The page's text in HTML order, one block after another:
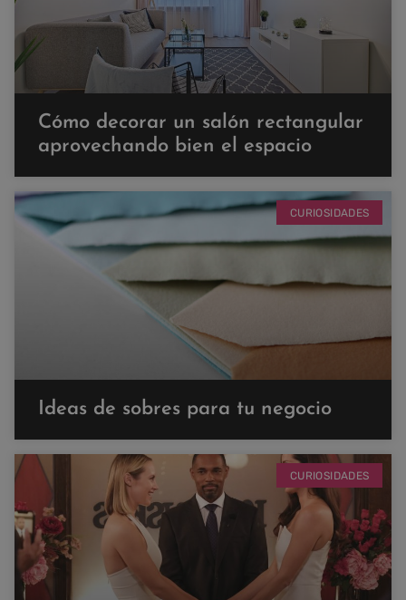
Cómo decorar un salón rectangular
aprovechando bien el espacio
CURIOSIDADES
Ideas de sobres para tu negocio
CURIOSIDADES